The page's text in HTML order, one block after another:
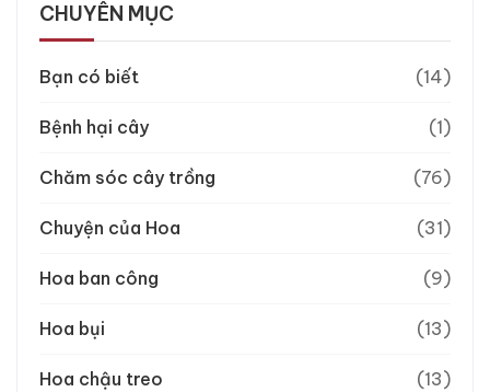
CHUYÊN MỤC
Bạn có biết (14)
Bệnh hại cây (1)
Chăm sóc cây trồng (76)
Chuyện của Hoa (31)
Hoa ban công (9)
Hoa bụi (13)
Hoa chậu treo (13)